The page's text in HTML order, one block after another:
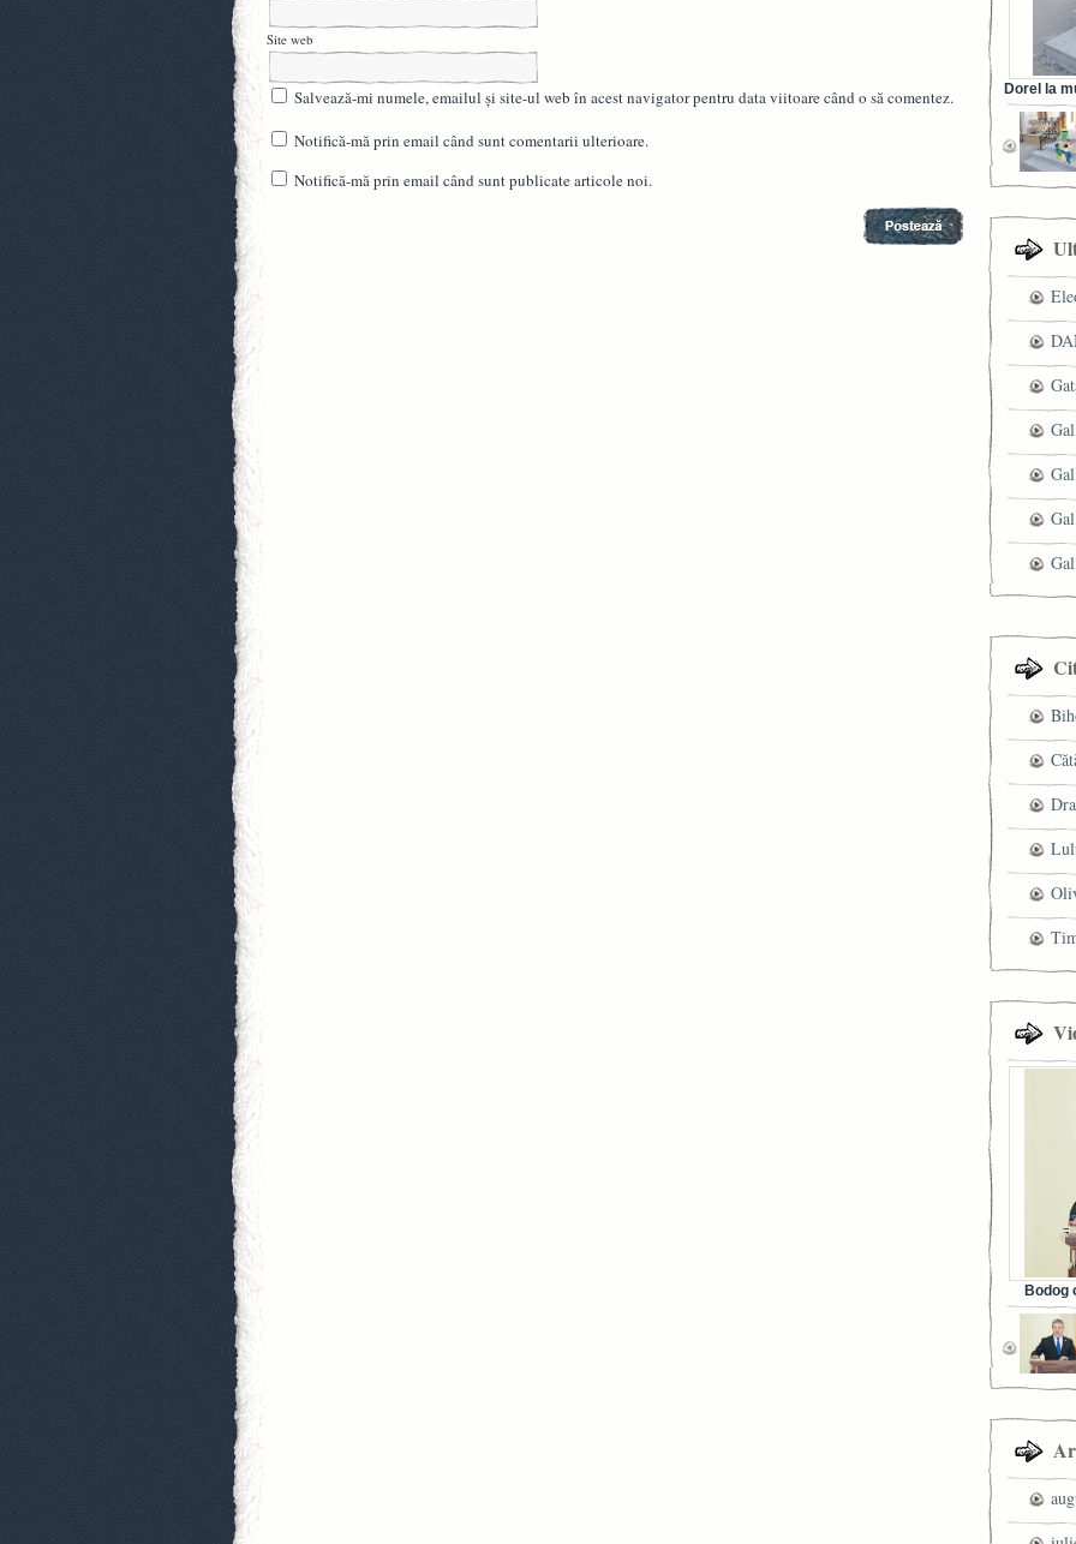
Site web
Salvează-mi numele, emailul și site-ul web în acest navigator pentru data viitoare când o să comentez.
Notifică-mă prin email când sunt comentarii ulterioare.
Notifică-mă prin email când sunt publicate articole noi.
Dorel la
din
Bodog